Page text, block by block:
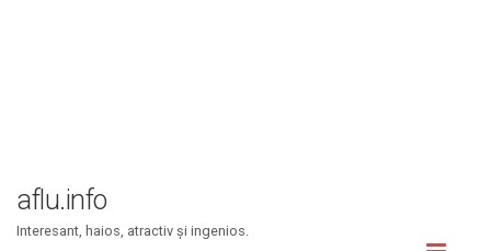
aflu.info
Interesant, haios, atractiv şi ingenios.